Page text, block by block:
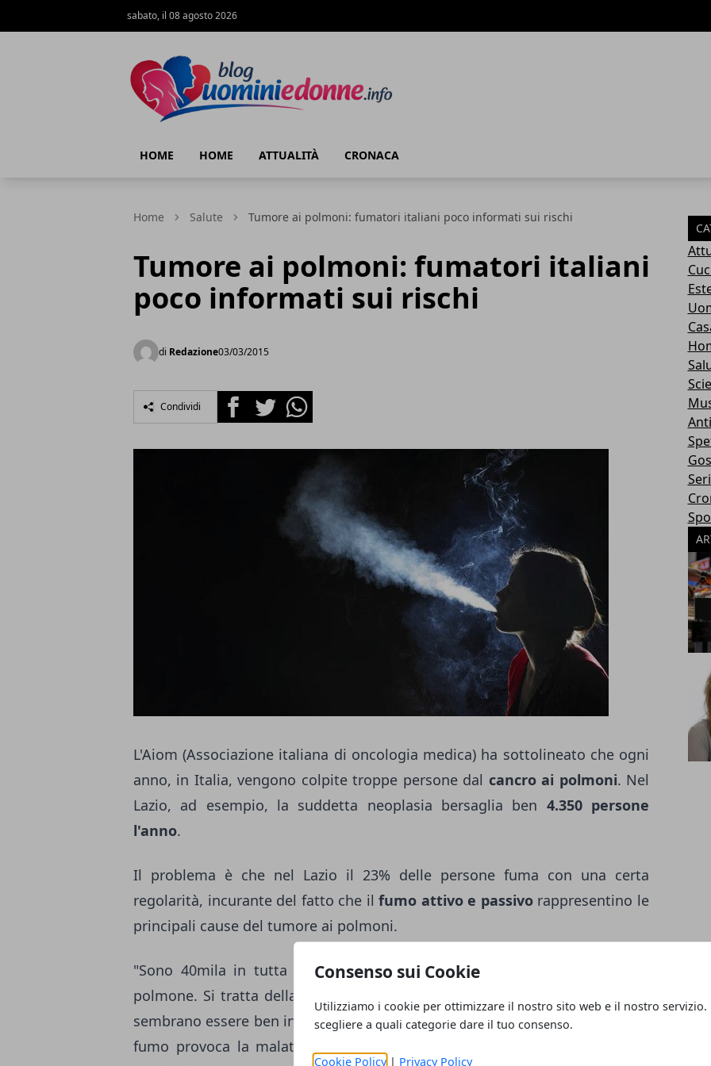
Consenso sui Cookie
Utilizziamo i cookie per ottimizzare il nostro sito web e il nostro servizio.
scegliere a quali categorie dare il tuo consenso.
Cookie Policy| Privacy Policy
sabato, il 08 agosto 2026
HOME HOME ATTUALITÀ CRONACA
Home Salute Tumore ai polmoni: fumatori italiani poco informati sui rischi
Tumore ai polmoni: fumatori italiani
poco informati sui rischi
di Redazione03/03/2015
Condividi FacebookTwitterWhatsapp
L'Aiom (Associazione italiana di oncologia medica) ha sottolineato che ogni
anno, in Italia, vengono colpite troppe persone dal cancro ai polmoni. Nel
Lazio, ad esempio, la suddetta neoplasia bersaglia ben 4.350 persone
l'anno.
Il problema è che nel Lazio il 23% delle persone fuma con una certa
regolarità, incurante del fatto che ilfumo attivo e passivorappresentino le
principali cause del tumore ai polmoni.
"Sono 40mila in tutta Italia le persone colpite ogni anno dal tumore al
polmone. Si tratta della
sembrano essere ben informati sulle cause: 8 italiani su 10 non sanno che il
fumo provoca la malattia... Una